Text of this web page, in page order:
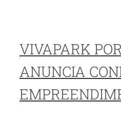
VIVAPARK
ANUNCIA